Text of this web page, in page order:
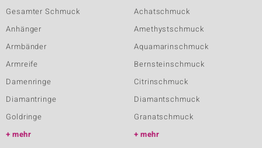
Gesamter Schmuck
Anhänger
Armbänder
Armreife
Damenringe
Diamantringe
Goldringe
mehr
Achatschmuck
Amethystschmuck
Aquamarinschmuck
Bernsteinschmuck
Citrinschmuck
Diamantschmuck
Granatschmuck
mehr